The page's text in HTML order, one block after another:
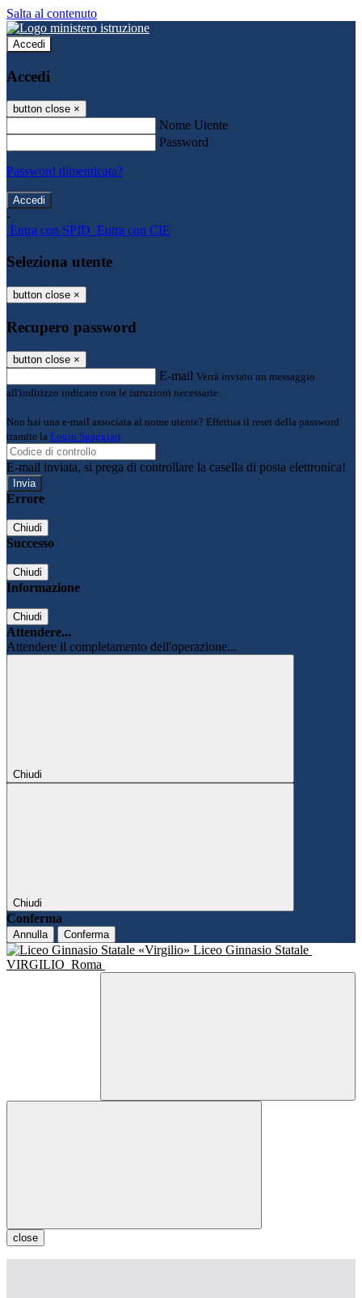
Salta al contenuto
Accedi
Accedi
button close ×
Nome Utente
Password
Password dimenticata?
-
Entra con SPID Entra con CIE
Seleziona utente
button close ×
Recupero password
button close ×
E-mail Verrà inviato un messaggio
all'indirizzo indicato con le istruzioni necessarie.
Non hai una e-mail associata al nome utente? Effettua il reset della password
tramite la Login Spaggiari
E-mail inviata, si prega di controllare la casella di posta elettronica!
Errore
Chiudi
Successo
Chiudi
Informazione
Chiudi
Attendere...
Attendere il completamento dell'operazione...
Chiudi
Chiudi
Conferma
Annulla Conferma
Liceo Ginnasio Statale
VIRGILIO Roma
close